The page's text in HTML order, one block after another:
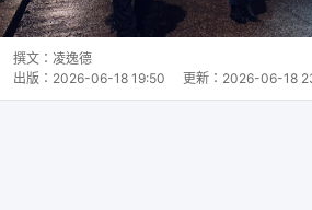
撰文： 凌逸德
出版： 2026-06-18 19:50 更新： 2026-06-18